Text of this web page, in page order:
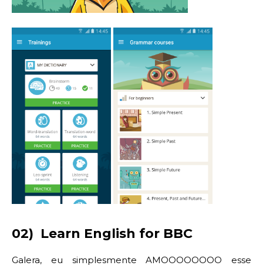
02) Learn English for BBC
Galera, eu simplesmente AMOOOOOOOO esse